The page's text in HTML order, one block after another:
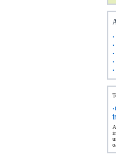
·
·
·
·
·
·